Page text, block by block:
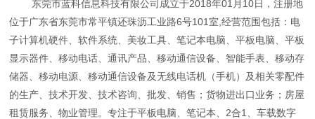
东莞市蓝科信息科技有限公司成立于2018年01月10日，注册地
位于广东省东莞市常平镇还珠沥工业路6号101室,经营范围包括：电
子计算机硬件、软件系统、美妆工具、笔记本电脑、平板电脑、平板
显示器件、移动电话、通讯产品、移动通信设备、智能手表、移动存
储器、移动电源、移动通信设备及无线电话机（手机）及相关零配件
的生产、技术开发、技术咨询、批发、销售；货物进出口业务；房屋
租赁服务、物业管理。专注于平板电脑、笔记本、2合1、车载数字